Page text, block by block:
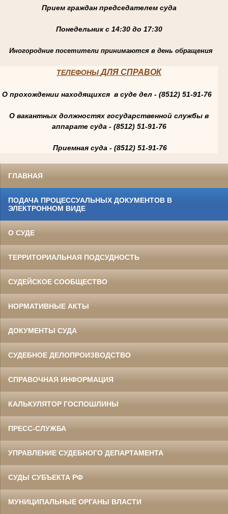
Прием граждан председателем суда
Понедельник с 14:30 до 17:30
Иногородние посетители принимаются в день обращения
ТЕЛЕФОНЫДЛЯ СПРАВОК
О прохождении находящихся в суде дел - (8512) 51-91-76
О вакантных должностях государственной службы в
аппарате суда - (8512) 51-91-76
Приемная суда - (8512) 51-91-76
ГЛАВНАЯ
ПОДАЧА ПРОЦЕССУАЛЬНЫХ ДОКУМЕНТОВ В
ЭЛЕКТРОННОМ ВИДЕ
О СУДЕ
ТЕРРИТОРИАЛЬНАЯ ПОДСУДНОСТЬ
СУДЕЙСКОЕ СООБЩЕСТВО
НОРМАТИВНЫЕ АКТЫ
ДОКУМЕНТЫ СУДА
СУДЕБНОЕ ДЕЛОПРОИЗВОДСТВО
СПРАВОЧНАЯ ИНФОРМАЦИЯ
КАЛЬКУЛЯТОР ГОСПОШЛИНЫ
ПРЕСС-СЛУЖБА
УПРАВЛЕНИЕ СУДЕБНОГО ДЕПАРТАМЕНТА
СУДЫ СУБЪЕКТА РФ
МУНИЦИПАЛЬНЫЕ ОРГАНЫ ВЛАСТИ